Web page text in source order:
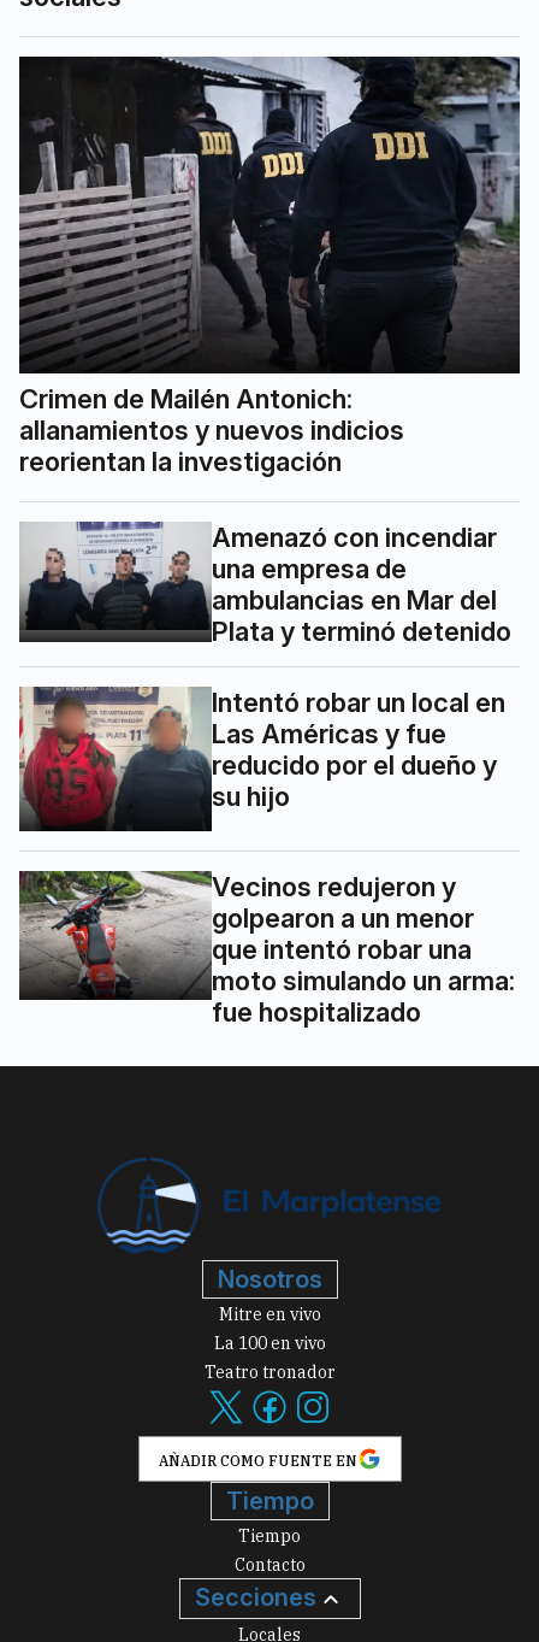
Crimen de Mailén Antonich:
allanamientos y nuevos indicios
reorientan la investigación
Amenazó con incendiar
una empresa de
ambulancias en Mar del
Plata y terminó detenido
Intentó robar un local en
Las Américas y fue
reducido por el dueño y
su hijo
Vecinos redujeron y
golpearon a un menor
que intentó robar una
moto simulando un arma:
fue hospitalizado
Nosotros
Mitre en vivo
La 100 en vivo
Teatro tronador
AÑADIR COMO FUENTE EN
Tiempo
Tiempo
Contacto
Secciones
Locales